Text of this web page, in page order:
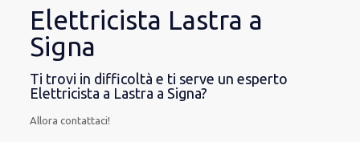
Elettricista Lastra a
Signa
Ti trovi in difficoltà e ti serve un esperto
Elettricista a Lastra a Signa?
Allora contattaci!